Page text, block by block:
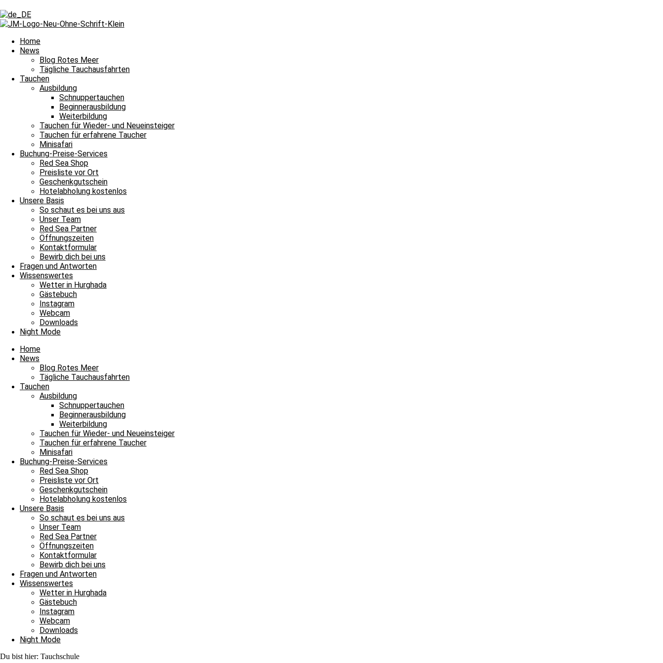
Home
News
Blog Rotes Meer
Tägliche Tauchausfahrten
Tauchen
Ausbildung
Schnuppertauchen
Beginnerausbildung
Weiterbildung
Tauchen für Wieder- und Neueinsteiger
Tauchen für erfahrene Taucher
Minisafari
Buchung-Preise-Services
Red Sea Shop
Preisliste vor Ort
Geschenkgutschein
Hotelabholung kostenlos
Unsere Basis
So schaut es bei uns aus
Unser Team
Red Sea Partner
Öffnungszeiten
Kontaktformular
Bewirb dich bei uns
Fragen und Antworten
Wissenswertes
Wetter in Hurghada
Gästebuch
Instagram
Webcam
Downloads
Night Mode
Home
News
Blog Rotes Meer
Tägliche Tauchausfahrten
Tauchen
Ausbildung
Schnuppertauchen
Beginnerausbildung
Weiterbildung
Tauchen für Wieder- und Neueinsteiger
Tauchen für erfahrene Taucher
Minisafari
Buchung-Preise-Services
Red Sea Shop
Preisliste vor Ort
Geschenkgutschein
Hotelabholung kostenlos
Unsere Basis
So schaut es bei uns aus
Unser Team
Red Sea Partner
Öffnungszeiten
Kontaktformular
Bewirb dich bei uns
Fragen und Antworten
Wissenswertes
Wetter in Hurghada
Gästebuch
Instagram
Webcam
Downloads
Night Mode
Du bist hier: Tauchschule
Schlagwort: Tauchschule
Schlagwort: Tauchschule
Tägliche Tauchausfahrten
Großartiges Wetter am Roten Meer
Großartiges Wetter am Roten Meer und damit heißt es Leinen los für unsere täglichen Tauchausfahrten im Mai 2024! Unsere Tauchguides berichten an
Weiterlesen »
18. Mai 2024Keine Kommentare
Tägliche Tauchausfahrten
Das Meer blieb heute leider geschlossen
Das Meer blieb heute leider geschlossen und damit heißt es Leinen los für unsere täglichen Tauchausfahrten im Mai 2024! Unsere Tauchguides berichten
Weiterlesen »
16. Mai 2024Keine Kommentare
Tägliche Tauchausfahrten
Sonnige Atmosphäre und bezaubernde Natur
Sonnige Atmosphäre und bezaubernde Natur und damit heißt es Leinen los für unsere täglichen Tauchausfahrten im Mai 2024! Unsere Tauchguides berichten an
Weiterlesen »
6. Mai 2024Keine Kommentare
Blog Rotes Meer
Zum Geburtstag alles Liebe für Sabina
Zum Geburtstag alles Liebe für Sabina In unserem James & Mac Office ist der Dezember ja bekanntlich nicht nur der
Weiterlesen »
9. Dezember 20234 Kommentare
Blog Rotes Meer
Wir feiern heute Sabinas Geburtstag
Wir feiern heute Sabinas Geburtstag Gerade erst haben wir Nicoles Geburtstag gefeiert und heute haben wir schon wieder Grund, anzustoßen!
Weiterlesen »
9. Dezember 20221 Kommentar
Blog Rotes Meer
Ein Happy Birthday für unsere liebe Sabina
Ein Happy Birthday für unsere liebe Sabina Bei uns im Tauchbasis Office wird heute schon wieder gefeiert! Nachdem wir am
Weiterlesen »
9. Dezember 20213 Kommentare
Blog Rotes Meer
Alles Liebe zum Geburtstag für unsere Sabina!
Den Anfang unseres Geburtstagsmonats Dezember machte Nicole vor ein paar Tagen und schon geht es weiter im Geburtstagsreigen mit unserem
Weiterlesen »
9. Dezember 20202 Kommentare